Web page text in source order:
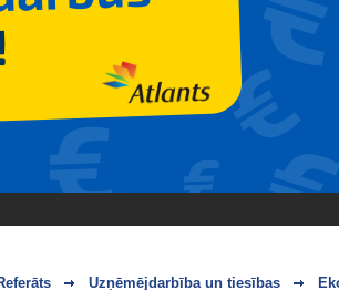
Uzņēmējdarbība un tiesības